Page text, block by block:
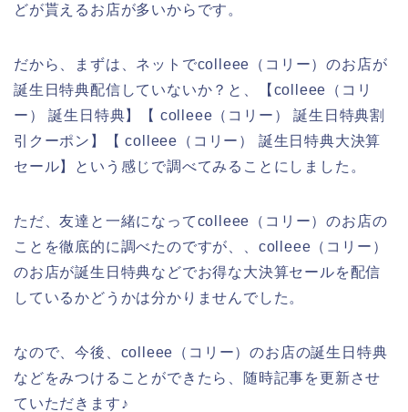
どが貰えるお店が多いからです。
だから、まずは、ネットでcolleee（コリー）のお店が
誕生日特典配信していないか？と、【colleee（コリ
ー） 誕生日特典】【 colleee（コリー） 誕生日特典割
引クーポン】【 colleee（コリー） 誕生日特典大決算
セール】という感じで調べてみることにしました。
ただ、友達と一緒になってcolleee（コリー）のお店の
ことを徹底的に調べたのですが、、colleee（コリー）
のお店が誕生日特典などでお得な大決算セールを配信
しているかどうかは分かりませんでした。
なので、今後、colleee（コリー）のお店の誕生日特典
などをみつけることができたら、随時記事を更新させ
ていただきます♪